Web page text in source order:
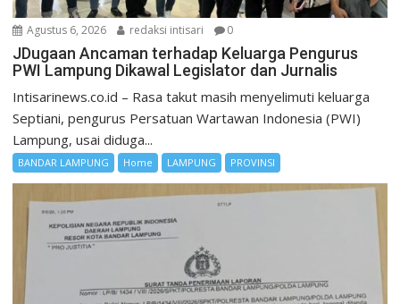
Agustus 6, 2026 redaksi intisari 0
JDugaan Ancaman terhadap Keluarga Pengurus
PWI Lampung Dikawal Legislator dan Jurnalis
Intisarinews.co.id – Rasa takut masih menyelimuti keluarga
Septiani, pengurus Persatuan Wartawan Indonesia (PWI)
Lampung, usai diduga...
BANDAR LAMPUNG Home LAMPUNG PROVINSI